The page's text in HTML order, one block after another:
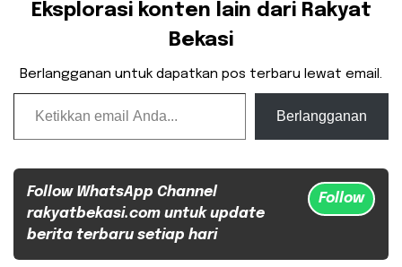
Eksplorasi konten lain dari Rakyat
Bekasi
Berlangganan untuk dapatkan pos terbaru lewat email.
Ketikkan email Anda...
Berlangganan
Follow WhatsApp Channel
rakyatbekasi.com untuk update
berita terbaru setiap hari
Follow